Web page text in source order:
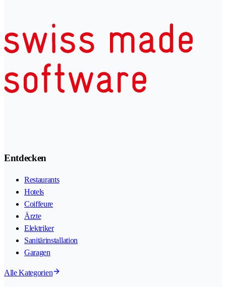
Entdecken
Restaurants
Hotels
Coiffeure
Ärzte
Elektriker
Sanitärinstallation
Garagen
Alle Kategorien